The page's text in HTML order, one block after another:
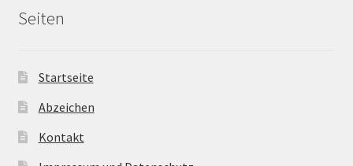
Seiten
Startseite
Abzeichen
Kontakt